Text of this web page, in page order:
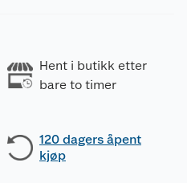
Hent i butikk etter
bare to timer
120 dagers åpent
kjøp